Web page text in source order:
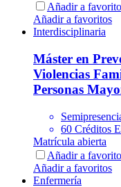
Añadir a
Añadir a favoritos
Interdisciplinaria
Máster en
Violencias
Personas
60 Créditos
Matrícula abierta
Añadir a
Añadir a favoritos
Enfermería